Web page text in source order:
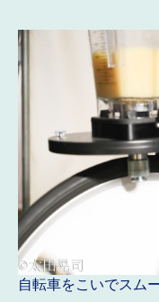
自転車をこいでスム